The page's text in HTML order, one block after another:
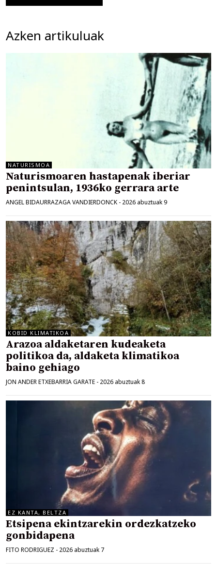
Azken artikuluak
NATURISMOA
Naturismoaren hastapenak iberiar
penintsulan, 1936ko gerrara arte
ANGEL BIDAURRAZAGA VANDIERDONCK - 2026 abuztuak 9
KOBID KLIMATIKOA
Arazoa aldaketaren kudeaketa
politikoa da, aldaketa klimatikoa
baino gehiago
JON ANDER ETXEBARRIA GARATE - 2026 abuztuak 8
EZ KANTA, BELTZA
Etsipena ekintzarekin ordezkatzeko
gonbidapena
FITO RODRIGUEZ - 2026 abuztuak 7